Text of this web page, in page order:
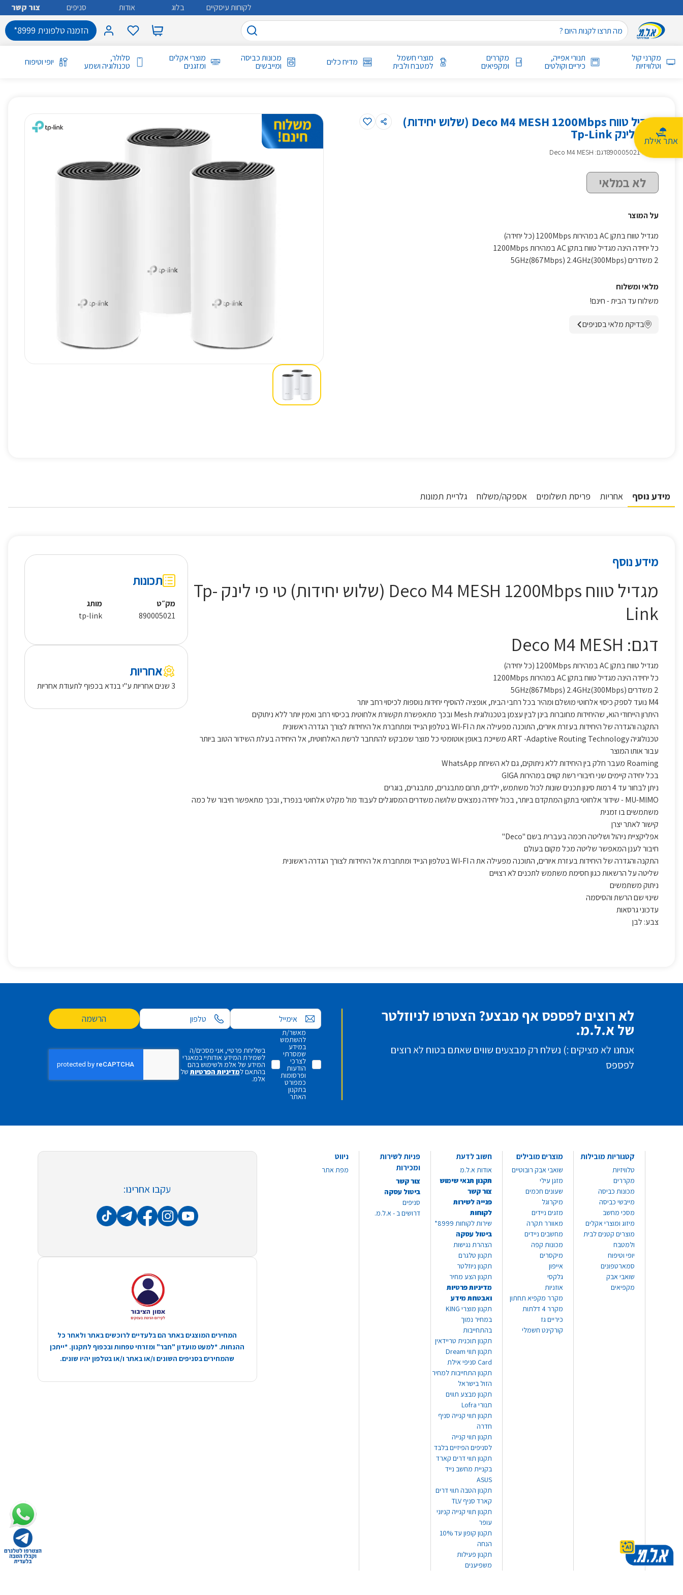
אתר אילת
לקוחות עיסקיים בלוג אודות סניפים צור קשר
הזמנה טלפונית 8999*
מקרני קול
וטלוויזיות
תנורי אפייה,
כיריים וקולטים
מקררים
ומקפיאים
מוצרי חשמל
למטבח ולבית מדיח כלים מכונות כביסה
ומייבשים
מוצרי אקלים
ומזגנים
סלולר,
טכנולוגיה ושמע יופי וטיפוח
מגדיל טווח Deco M4 MESH 1200Mbps (שלוש יחידות)
טי פי לינק Tp-Link
:
890005021דגם: Deco M4 MESH
לא במלאי
על המוצר
מגדיל טווח בתקן AC במהירות 1200Mbps (כל יחידה)
כל יחידה הינה מגדיל טווח בתקן AC במהירות 1200Mbps
2 משדרים (5GHz(867Mbps) 2.4GHz(300Mbps
מלאי ומשלוח
משלוח עד הבית - חינם!
בדיקת מלאי בסניפים
מידע נוסף אחריות פריסת תשלומים אספקה/משלוח גלריית תמונות
מידע נוסף
מגדיל טווח Deco M4 MESH 1200Mbps (שלוש יחידות) טי פי לינק Tp-
Link
דגם: Deco M4 MESH
מגדיל טווח בתקן AC במהירות 1200Mbps (כל יחידה)
כל יחידה הינה מגדיל טווח בתקן AC במהירות 1200Mbps
2 משדרים (5GHz(867Mbps) 2.4GHz(300Mbps
M4 נועד לספק כיסוי אלחוטי מושלם ומהיר בכל רחבי הבית, אופציה להוסיף יחידות נוספות לכיסוי רחב יותר
היתרון הייחודי הוא, שהיחידות מחוברות בינן לבין עצמן בטכנולוגית Mesh ובכך מתאפשרת תקשורת אלחוטית בכיסוי רחב ואמין יותר ללא ניתוקים
התקנה והגדרה של היחידות בעזרת איורים, התוכנה מפעילה את ה WI-FI בטלפון הנייד ומתחברת אל היחידות לצורך הגדרה ראשונית
טכנולוגיה ART -Adaptive Routing Technology משייכת באופן אוטומטי כל מוצר שמבקש להתחבר לרשת האלחוטית, אל היחידה בעלת השידור הטוב ביותר
עבור אותו המוצר
Roaming מעבר חלק בין היחידות ללא ניתוקים, גם לא השיחת WhatsApp
בכל יחידה קיימים שני חיבורי רשת קווים במהירות GIGA
ניתן לבחור עד 4 רמות סינון תכנים שונות לכול משתמש, ילדים, תרום מתבגרים, מתבגרים, בוגרים
MU-MIMO - שידור אלחוטי בתקן המתקדם ביותר, בכול יחידה נמצאים שלושה משדרים המסוגלים לעבוד מול מקלט אלחוטי בנפרד, ובכך מתאפשר חיבור של כמה
משתמשים בו זמנית
קישור לאתר יצרן
אפליקציית ניהול ושליטה חכמה בעברית בשם "Deco"
חיבור לענן המאפשר שליטה מכל מקום בעולם
התקנה והגדרה של היחידות בעזרת איורים, התוכנה מפעילה את ה WI-FI בטלפון הנייד ומתחברת אל היחידות לצורך הגדרה ראשונית
שליטה על הרשאות כגון חסימת משתמש לתכנים לא רצויים
ניתוק משתמשים
שינוי שם הרשת והסיסמה
עדכוני גרסאות
צבע: לבן
תכונות
מק״ט
890005021
מותג
tp-link
אחריות
3 שנים אחריות ע"י בנדא בכפוף לתעודת אחריות
לא רוצים לפספס אף מבצע? הצטרפו לניוזלטר
של א.ל.מ.
אנחנו לא מציקים :) נשלח רק מבצעים שווים שאתם בטוח לא רוצים
לפספס
אימייל הרשמה
מאשר/ת
להשתמש
במידע
שמסרתי
לצרכי
הודעות
ופרסומות
כמפורט
בתקנון
האתר
בשליחת פרטיי, אני מסכים/ה
לשמירת המידע אודותיי במאגרי
המידע של אלמ ולשימוש בהם
בהתאם למדיניות הפרטיות של
אלמ.
קטגוריות מובילות
טלוויזיות
מקררים
מכונות כביסה
מייבשי כביסה
מסכי מחשב
מיזוג ומוצרי אקלים
מוצרים קטנים לבית
ולמטבח
יופי וטיפוח
סמארטפונים
שואבי אבק
מקפיאים
מוצרים מובילים
שואבי אבק רובוטיים
מזגן עילי
שעונים חכמים
מיקרוגל
מזגים ניידים
מאוורר תקרה
מחשבים ניידים
מכונות קפה
מיקסרים
אייפון
גלקסי
אוזניות
מקרר מקפיא תחתון
מקרר 4 דלתות
כיריים גז
קורקינט חשמלי
חשוב לדעת
אודות א.ל.מ
תקנון תנאי שימוש
צור קשר
פנייה לשירות
לקוחות
שירות לקוחות 8999*
ביטול עסקה
הצהרת נגישות
תקנון טלגרם
תקנון ניוזלטר
תקנון הצע מחיר
מדיניות פרטיות
ואבטחת מידע
תקנון מוצרי KING
במחיר נמוך
בהתחייבות
תקנון תוכנית טריידאין
תקנון תווי Dream
Card סניפי אילת
תקנון התחייבות למחיר
הזול בישראל
תקנון מבצע תווים
תנורי Lofra
תקנון תווי קנייה סניף
חדרה
תקנון תווי קנייה
לסניפים הפיזיים בלבד
תקנון תווי דרים קארד
בקניית מחשב נייד
ASUS
תקנון הטבה תווי דרים
קארד סניף TLV
תקנון תווי קנייה קניוני
עופר
תקנון קופון עד 10%
הנחה
תקנון פעילות
משפיענים
פניות לשירות
ומכירות
צור קשר
ביטול עסקה
סניפים
דרושים ב - א.ל.מ.
ניווט
מפת אתר
עקבו אחרינו:
המחירים המוצגים באתר הם בלעדיים לרוכשים באתר ולאחר כל
ההנחות. *למעט מועדון "חבר" ומזרחי טפחות ובכפוף לתקנון. *ייתכן
שהמחירים בסניפים השונים ו/או באתר ו/או בטלפון יהיו שונים.